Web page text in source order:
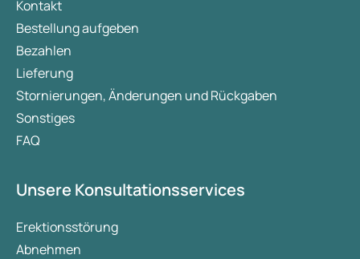
Kontakt
Bestellung aufgeben
Bezahlen
Lieferung
Stornierungen, Änderungen und Rückgaben
Sonstiges
FAQ
Unsere Konsultationsservices
Erektionsstörung
Abnehmen